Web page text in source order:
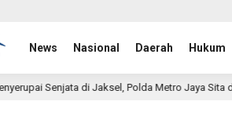
News Nasional Daerah Hukum
Polda Metro Jaya Sita dan Dalami 1 Senjata Api